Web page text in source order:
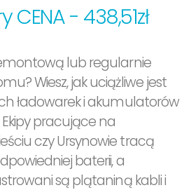
- 438,51zł
lub regularnie
Wiesz, jak uciążliwe jest
ładowarek i akumulatorów
pracujące na
czy Ursynowie tracą
baterii, a
są plątaniną kabli i